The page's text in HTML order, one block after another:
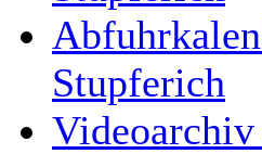
Stupferich